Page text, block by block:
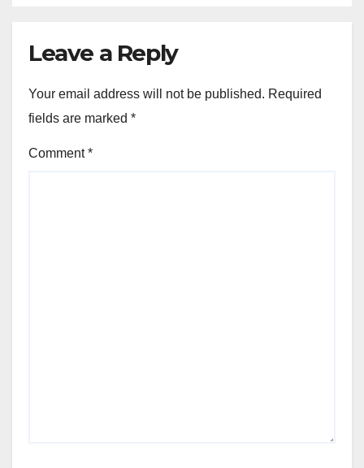
Leave a Reply
Your email address will not be published. Required
fields are marked *
Comment*